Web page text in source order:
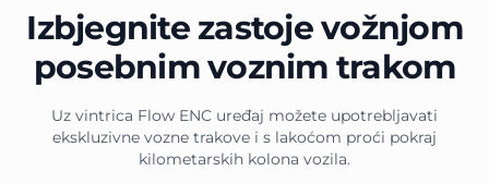
Izbjegnite zastoje vožnjom
posebnim voznim trakom
Uz vintrica Flow ENC uređaj možete upotrebljavati
ekskluzivne vozne trakove i s lakoćom proći pokraj
kilometarskih kolona vozila.